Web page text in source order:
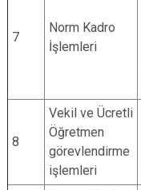
7
Norm Kadro
İşlemleri
8
Vekil ve Ücretli
Öğretmen
görevlendirme
işlemleri